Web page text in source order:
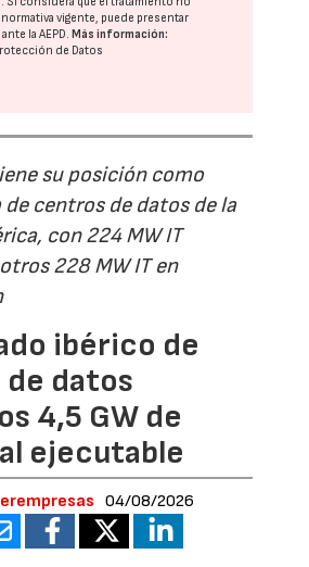
normativa vigente, puede presentar
ante laAEPD.Más información:
de Datos
su posición como
centros de datos de la
con 224 MW IT
228 MW IT en
ibérico de
datos
4,5 GW de
ejecutable
04/08/2026